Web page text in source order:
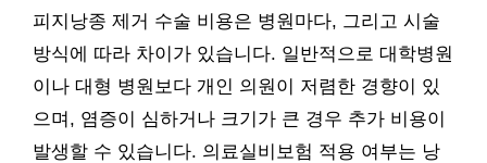
피지낭종 제거 수술 비용은 병원마다, 그리고 시술
방식에 따라 차이가 있습니다. 일반적으로 대학병원
이나 대형 병원보다 개인 의원이 저렴한 경향이 있
으며, 염증이 심하거나 크기가 큰 경우 추가 비용이
발생할 수 있습니다. 의료실비보험 적용 여부는 낭